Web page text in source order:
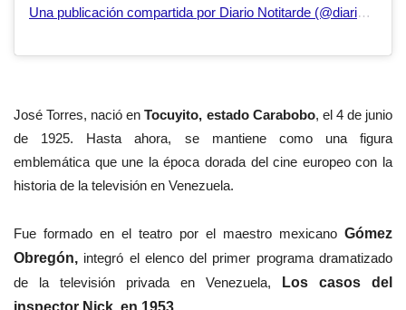
Una publicación compartida por Diario Notitarde (@diarionotitarde)
José Torres, nacióenTocuyito, estado Carabobo, el 4 de junio
de 1925. Hasta ahora, se mantiene como una figura
emblemática que une la época dorada del cine europeo con la
historia de la televisión en Venezuela.
Fue formado en el teatro por el maestro mexicano Gómez
Obregón, integró el elenco del primer programa dramatizado
de la televisión privada en Venezuela,
Los casos del
inspector Nick, en 1953.